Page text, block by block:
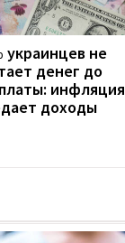
украинцев не
денег до
инфляция
доходы